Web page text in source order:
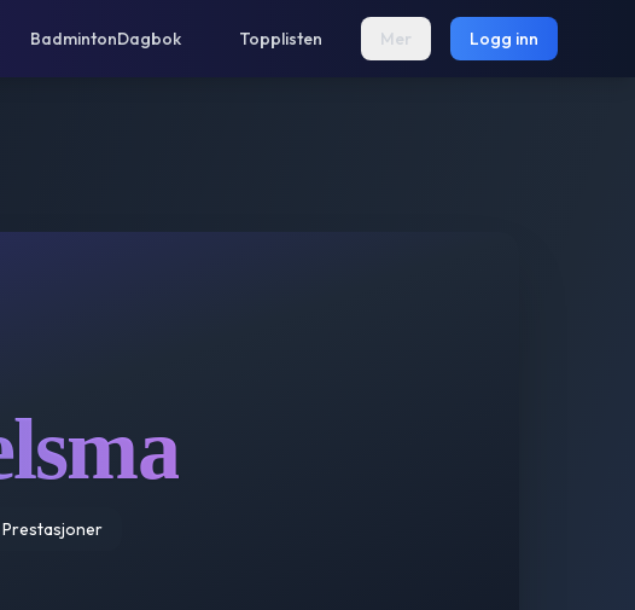
BadmintonDagbok Topplisten Mer Logg inn
Prestasjoner